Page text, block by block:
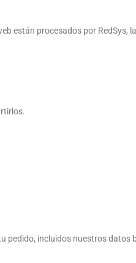
están procesados por RedSys, la
pedido, incluidos nuestros datos